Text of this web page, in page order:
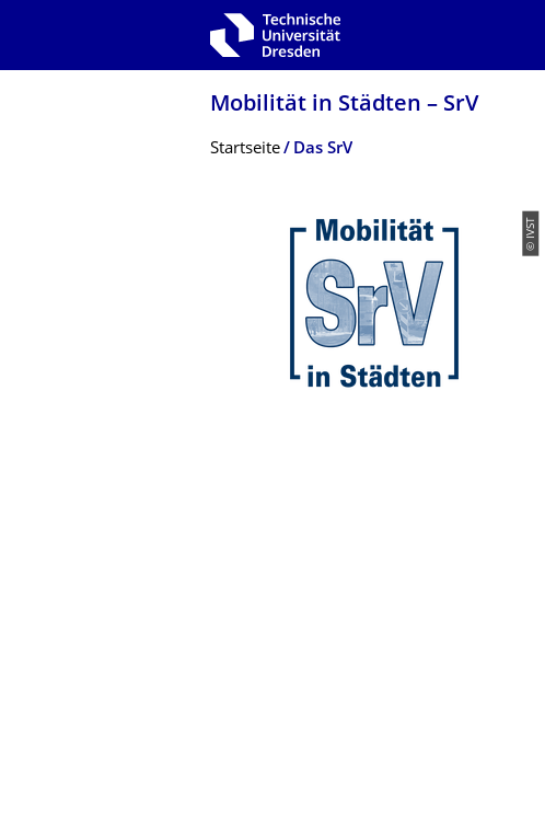
Zur Hauptnavigation springen
Mobilität in Städten – SrV
Breadcrumb-Menü
Startseite Das SrV
© IVST